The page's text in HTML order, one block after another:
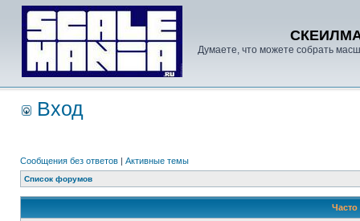
Думаете, что можете собрать
Вход
Сообщения без ответов | Активные темы
Список форумов